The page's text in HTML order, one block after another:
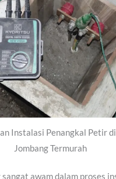
Instalasi Penangkal Petir
Jombang Termurah
awam dalam proses